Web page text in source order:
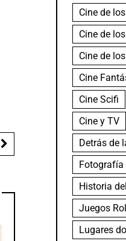
Cine de
Cine de
Cine de
Cine
Cine Scifi
Cine y TV
Detrás de
Fotografía
Historia
Juegos Rol
Lugares